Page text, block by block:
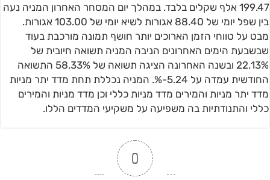
199.47 אלף שקלים בלבד. במהלך יום המסחר האחרון המניה נעה
בין שפל יומי של 88.40 אגורות לשיא יומי של 103.00 אגורות.
מבט על טווחי הזמן הארוכים יותר חושף תמונה מורכבת בעוד
שבשבעת הימים האחרונים הניבה המניה תשואה חיובית של
22.13% ובשנה האחרונה הציגה תשואה של 58.33% התשואה
החודשית עמדה על 5.24-%. המניה נכללת תחת מדד יתר מניות
מדד יתר מניות והמירים מדד מניות כללי וכן מדד מניות והמירים
כללי והתנודתיות בה משפיעה על משקיעי המדדים הללו.
0